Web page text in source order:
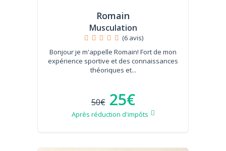
Romain
Musculation
(6 avis)
Bonjour je m'appelle Romain! Fort de mon
expérience sportive et des connaissances
théoriques et...
50€ 25€
Après réduction d'impôts